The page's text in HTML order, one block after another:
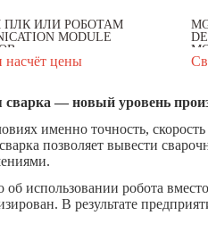
ПЛК ИЛИ РОБОТАМ
MODULE
насчёт цены
сварка — новый уровень
именно точность,
позволяет вывести
об использовании робота
В результате